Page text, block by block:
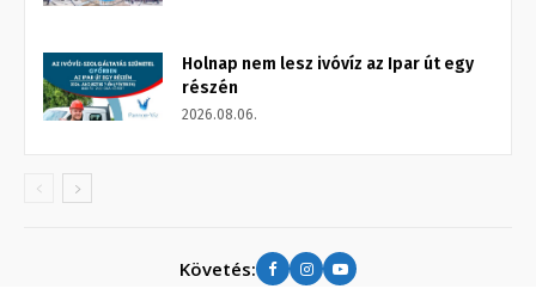
Holnap nem lesz ivóvíz az Ipar út egy
részén
2026.08.06.
Követés: